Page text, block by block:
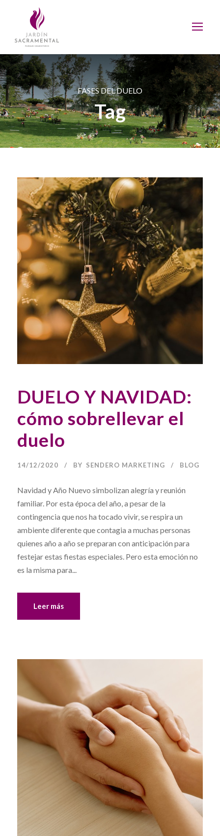
FASES DEL DUELO
Tag
DUELO Y NAVIDAD:
cómo sobrellevar el
duelo
14/12/2020 BY SENDERO MARKETING BLOG
Navidad y Año Nuevo simbolizan alegría y reunión
familiar. Por esta época del año, a pesar de la
contingencia que nos ha tocado vivir, se respira un
ambiente diferente que contagia a muchas personas
quienes año a año se preparan con anticipación para
festejar estas fiestas especiales. Pero esta emoción no
es la misma para...
Leer más